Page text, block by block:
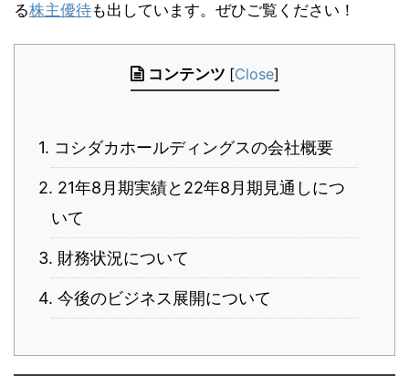
る株主優待も出しています。ぜひご覧ください！
コンテンツ [Close]
1. コシダカホールディングスの会社概要
2. 21年8月期実績と22年8月期見通しにつ
いて
3. 財務状況について
4. 今後のビジネス展開について